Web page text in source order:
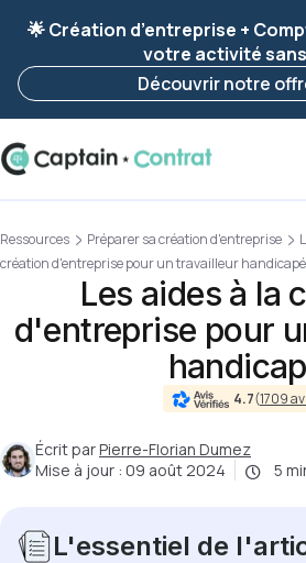
enregistrée 🚀
Reprendre ma
🌟 Création d’entreprise +
votre activité
Découvrir notre
Ressources Préparer sa création d'entreprise
création d'entreprise pour un travailleur handicapé
Les aides à la
d'entreprise pour
4.7(1709
Écrit parPierre-Florian Dumez
Mise à jour : 09 août 2024 5
L'essentiel de